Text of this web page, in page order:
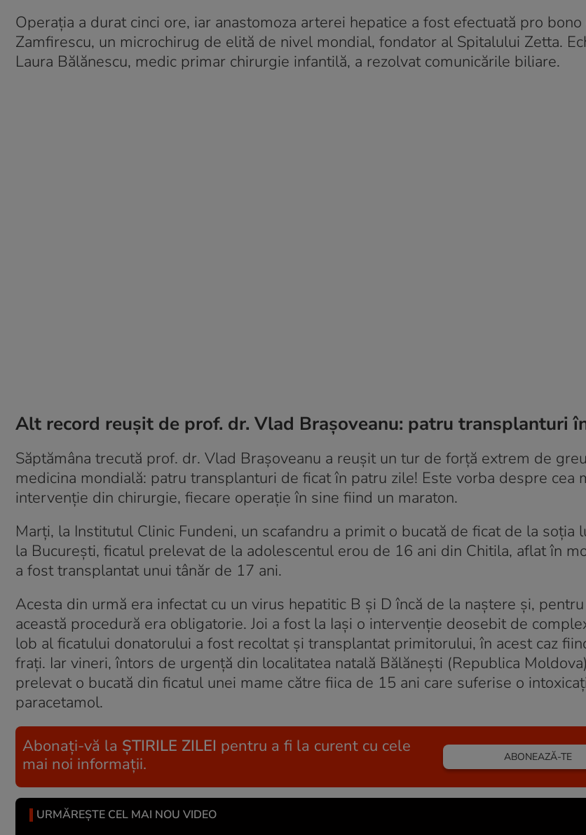
Operația a durat cinci ore, iar anastomoza arterei hepatice a fost efectuată pro
Zamfirescu, un microchirug de elită de nivel mondial, fondator al Spitalului Zetta.
Laura Bălănescu, medic primar chirurgie infantilă, a rezolvat comunicările biliare.
Alt record reușit de prof. dr. Vlad Brașoveanu: patru transplanturi
Săptămâna trecută prof. dr. Vlad Brașoveanu a reușit un tur de forță extrem de
medicina mondială: patru transplanturi de ficat în patru zile! Este vorba despre cea
intervenție din chirurgie, fiecare operație în sine fiind un maraton.
Marţi, la Institutul Clinic Fundeni, un scafandru a primit o bucată de ficat de la soţia
la Bucureşti, ficatul prelevat de la adolescentul erou de 16 ani din Chitila, aflat în
a fost transplantat unui tânăr de 17 ani.
Acesta din urmă era infectat cu un virus hepatitic B şi D încă de la naştere şi,
această procedură era obligatorie. Joi a fost la Iași o intervenţie deosebit de
lob al ficatului donatorului a fost recoltat şi transplantat primitorului, în acest caz
fraţi. Iar vineri, întors de urgență din localitatea natală Bălănești (Republica
prelevat o bucată din ficatul unei mame către fiica de 15 ani care suferise o
paracetamol.
Abonați-vă la ȘTIRILE ZILEI pentru a fi la curent cu cele
mai noi informații.
ABONEAZĂ-TE
URMĂREȘTE CEL MAI NOU VIDEO